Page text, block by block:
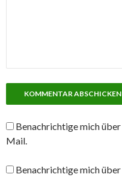
Benachrichtige mich
Mail.
Benachrichtige mich